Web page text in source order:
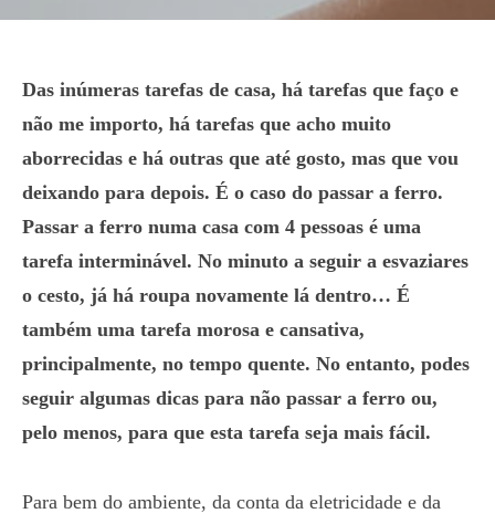
Das inúmeras tarefas de casa, há tarefas que faço e
não me importo, há tarefas que acho muito
aborrecidas e há outras que até gosto, mas que vou
deixando para depois. É o caso do passar a ferro.
Passar a ferro numa casa com 4 pessoas é uma
tarefa interminável. No minuto a seguir a esvaziares
o cesto, já há roupa novamente lá dentro… É
também uma tarefa morosa e cansativa,
principalmente, no tempo quente. No entanto, podes
seguir algumas dicas para não passar a ferro ou,
pelo menos, para que esta tarefa seja mais fácil.
Para bem do ambiente, da conta da eletricidade e da